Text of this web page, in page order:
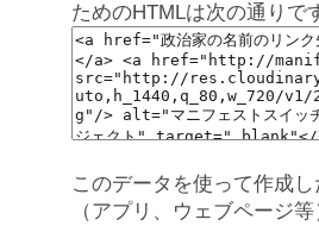
ためのHTMLは次の通りで
このデータを使って作成
（アプリ、ウェブページ等